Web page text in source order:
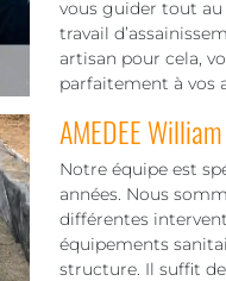
vous guider tout au
travail
artisan pour cela,
parfaitement à vos
AMEDEE
Notre équipe est
années. Nous
différentes
équipements
structure. Il suffit